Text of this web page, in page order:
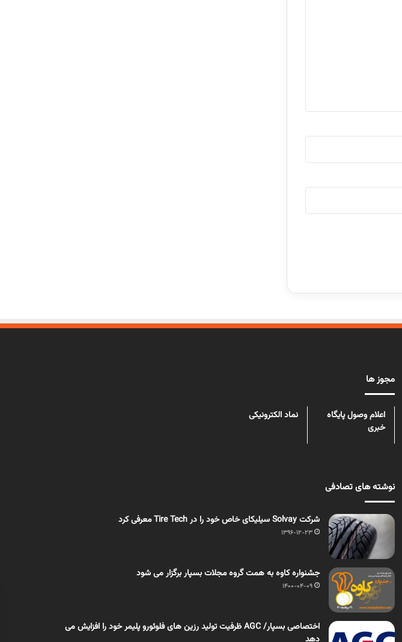
مجوز ها
اعلام وصول پایگاه
خبری
نماد الکترونیکی
نوشته های تصادفی
شرکت Solvay سیلیکای خاص خود را در Tire Tech معرفی کرد
1396-12-23
جشنواره کاوه به همت گروه مجلات بسپار برگزار می شود
1400-04-09
اختصاصی بسپار/ AGC ظرفیت تولید رزین های فلوئورو پلیمر خود را افزایش می